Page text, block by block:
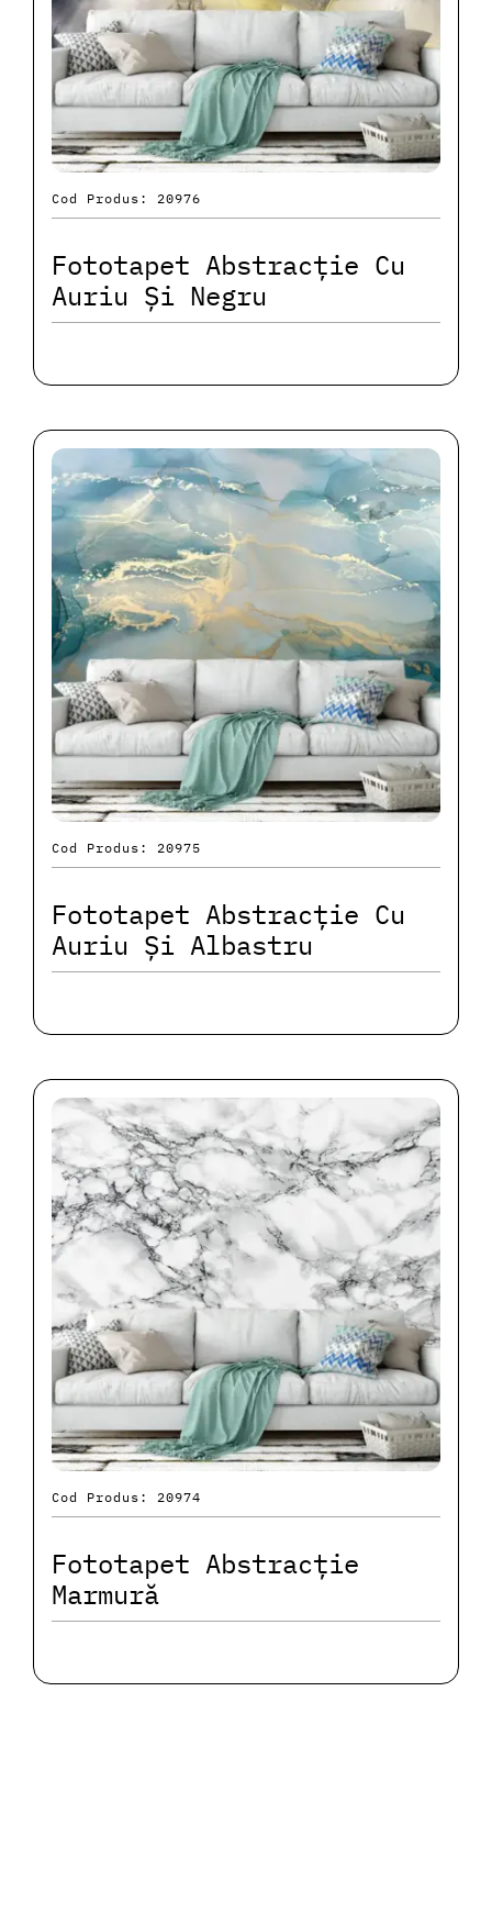
Cod Produs: 20976
Fototapet Abstracție Cu
Auriu Și Negru
Cod Produs: 20975
Fototapet Abstracție Cu
Auriu Și Albastru
Cod Produs: 20974
Fototapet Abstracție
Marmură